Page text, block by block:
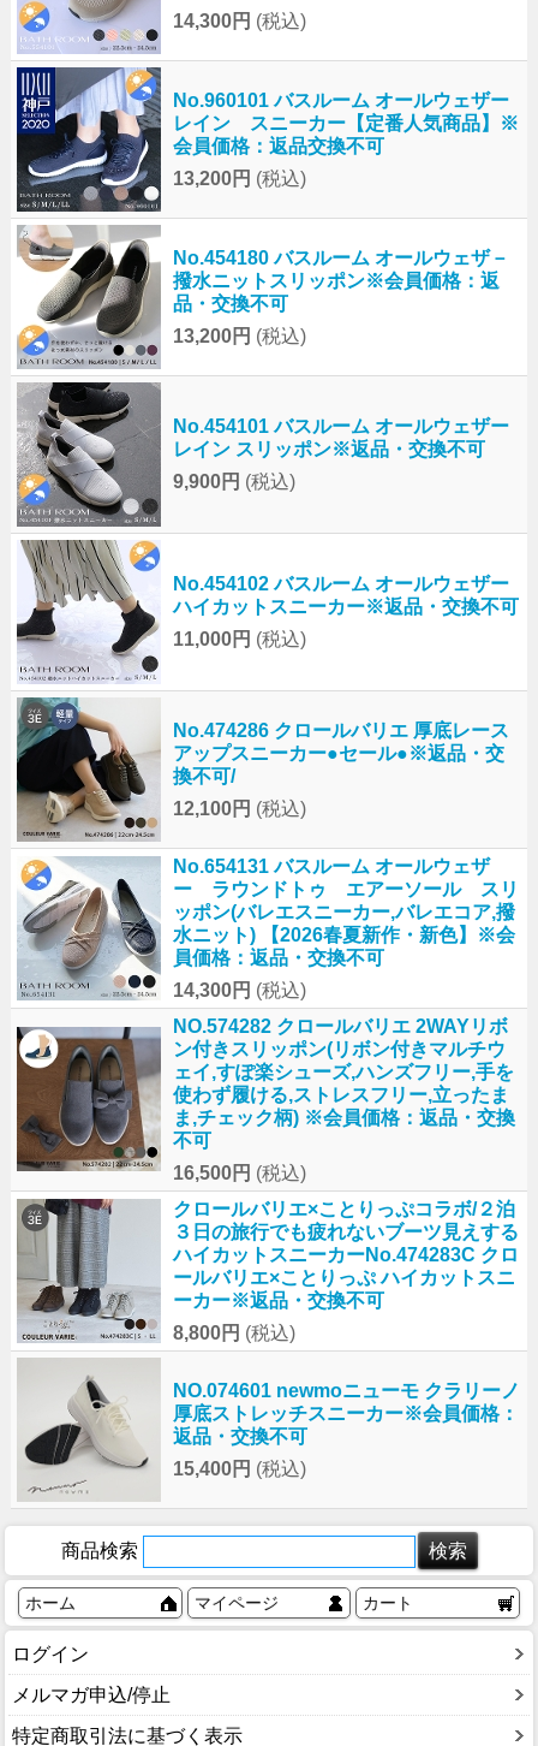
14,300円 (税込)
No.960101 バスルーム オールウェザー
レイン スニーカー【定番人気商品】※
会員価格：返品交換不可
13,200円 (税込)
No.454180 バスルーム オールウェザ－
撥水ニットスリッポン※会員価格：返
品・交換不可
13,200円 (税込)
No.454101 バスルーム オールウェザー
レイン スリッポン※返品・交換不可
9,900円 (税込)
No.454102 バスルーム オールウェザー
ハイカットスニーカー※返品・交換不可
11,000円 (税込)
No.474286 クロールバリエ 厚底レース
アップスニーカー●セール●※返品・交
換不可/
12,100円 (税込)
No.654131 バスルーム オールウェザ
ー ラウンドトゥ エアーソール スリ
ッポン(バレエスニーカー,バレエコア,撥
水ニット) 【2026春夏新作・新色】※会
員価格：返品・交換不可
14,300円 (税込)
NO.574282 クロールバリエ 2WAYリボ
ン付きスリッポン(リボン付きマルチウ
ェイ,すぽ楽シューズ,ハンズフリー,手を
使わず履ける,ストレスフリー,立ったま
ま,チェック柄) ※会員価格：返品・交換
不可
16,500円 (税込)
クロールバリエ×ことりっぷコラボ/２泊
３日の旅行でも疲れないブーツ見えする
ハイカットスニーカーNo.474283C クロ
ールバリエ×ことりっぷ ハイカットスニ
ーカー※返品・交換不可
8,800円 (税込)
NO.074601 newmoニューモ クラリーノ
厚底ストレッチスニーカー※会員価格：
返品・交換不可
15,400円 (税込)
商品検索
ホーム マイページ カート
ログイン
メルマガ申込/停止
特定商取引法に基づく表示